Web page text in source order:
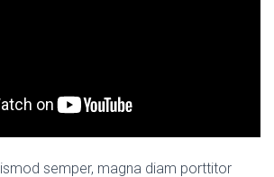
semper, magna diam porttitor